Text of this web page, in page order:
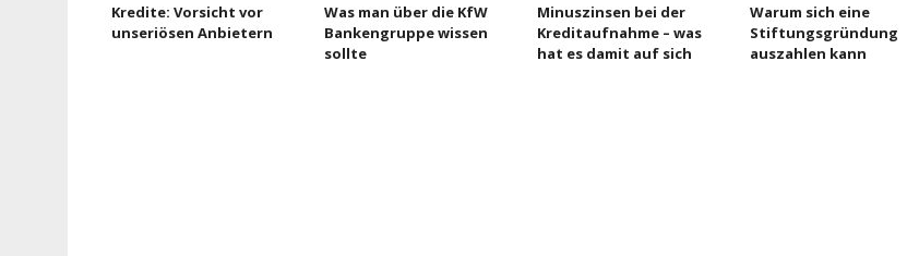
Kredite: Vorsicht vor
unseriösen Anbietern
Was man über die KfW
Bankengruppe wissen
sollte
Minuszinsen bei der
Kreditaufnahme – was
hat es damit auf sich
Warum sich eine
Stiftungsgründung
auszahlen kann